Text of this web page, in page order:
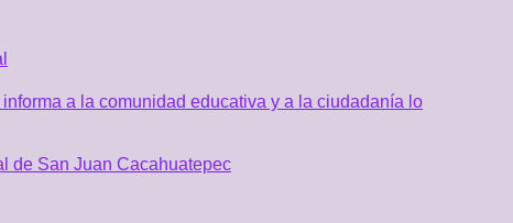
a la comunidad educativa y a la ciudadanía lo
de San Juan Cacahuatepec